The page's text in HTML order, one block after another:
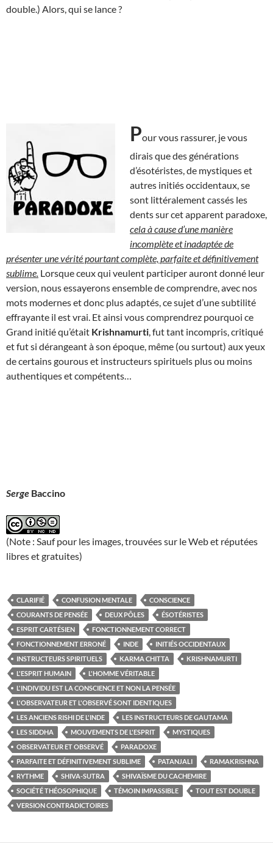
double.) Alors, qui se lance ?
Pour vous rassurer, je vous
dirais que des générations
d’ésotéristes, de mystiques et
autres initiés occidentaux, se
sont littéralement cassés les
dents sur cet apparent paradoxe,
cela à cause d’une manière
incomplète et inadaptée de
présenter une vérité pourtant complète, parfaite et définitivement
sublime. Lorsque ceux qui veulent participer auront donné leur
version, nous essayerons ensemble de comprendre, avec nos
mots modernes et donc plus adaptés, ce sujet d’une subtilité
effrayante il est vrai. Et ainsi vous comprendrez pourquoi ce
Grand initié qu’était Krishnamurti , fut tant incompris, critiqué
et fut si dérangeant à son époque, même (ou surtout) aux yeux
de certains gourous et instructeurs spirituels plus ou moins
authentiques et compétents…
Serge Baccino
(Note : Sauf pour les images, trouvées sur le Web et réputées
libres et gratuites)
CLARIFIÉ CONFUSION MENTALE
CONSCIENCE
COURANTS DE PENSÉE
DEUX PÔLES
ÉSOTÉRISTES
ESPRIT CARTÉSIEN
FONCTIONNEMENT CORRECT
FONCTIONNEMENT ERRONÉ
INDE
INITIÉS OCCIDENTAUX
INSTRUCTEURS SPIRITUELS
KARMA CHITTA
KRISHNAMURTI
L'ESPRIT HUMAIN
L'HOMME VÉRITABLE
L'INDIVIDU EST LA CONSCIENCE ET NON LA PENSÉE
L'OBSERVATEUR ET L'OBSERVÉ SONT IDENTIQUES
LES ANCIENS RISHI DE L'INDE
LES INSTRUCTEURS DE GAUTAMA
LES SIDDHA
MOUVEMENTS DE L'ESPRIT
MYSTIQUES
OBSERVATEUR ET OBSERVÉ
PARADOXE
PARFAITE ET DÉFINITIVEMENT SUBLIME
PATANJALI
RAMAKRISHNA
RYTHME
SHIVA-SUTRA
SHIVAÏSME DU CACHEMIRE
SOCIÉTÉ THÉOSOPHIQUE
TÉMOIN IMPASSIBLE
TOUT EST DOUBLE
VERSION CONTRADICTOIRES